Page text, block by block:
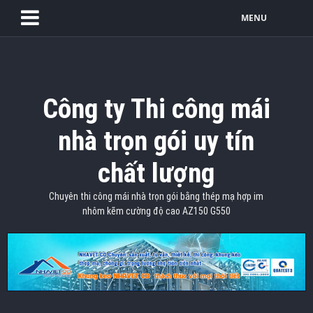
MENU
Công ty Thi công mái
nhà trọn gói uy tín
chất lượng
Chuyên thi công mái nhà trọn gói bằng thép mạ hợp im
nhôm kẽm cường độ cao AZ150 G550